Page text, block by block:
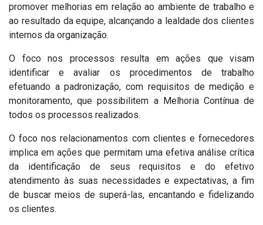
promover melhorias em relação ao ambiente de trabalho e
ao resultado da equipe, alcançando a lealdade dos clientes
internos da organização.
O foco nos processos resulta em ações que visam
identificar e avaliar os procedimentos de trabalho
efetuando a padronização, com requisitos de medição e
monitoramento, que possibilitem a Melhoria Contínua de
todos os processos realizados.
O foco nos relacionamentos com clientes e fornecedores
implica em ações que permitam uma efetiva análise crítica
da identificação de seus requisitos e do efetivo
atendimento às suas necessidades e expectativas, a fim
de buscar meios de superá-las, encantando e fidelizando
os clientes.